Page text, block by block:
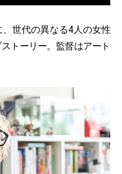
世代の異なる4人の女性
トーリー。監督はアート